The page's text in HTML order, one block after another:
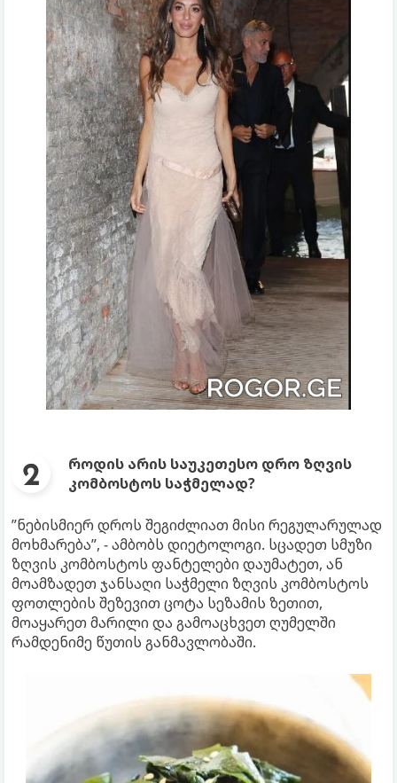
როდის არის საუკეთესო დრო ზღვის
კომბოსტოს საჭმელად?
”ნებისმიერ დროს შეგიძლიათ მისი რეგულარულად
მოხმარება”, - ამბობს დიეტოლოგი. სცადეთ სმუზი
ზღვის კომბოსტოს ფანტელები დაუმატეთ, ან
მოამზადეთ ჯანსაღი საჭმელი ზღვის კომბოსტოს
ფოთლების შეზევით ცოტა სეზამის ზეთით,
მოაყარეთ მარილი და გამოაცხვეთ ღუმელში
რამდენიმე წუთის განმავლობაში.